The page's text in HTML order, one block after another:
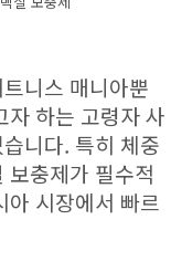
니스 매니아뿐
자 하는 고령자 사
니다. 특히 체중
보충제가 필수적
아 시장에서 빠르